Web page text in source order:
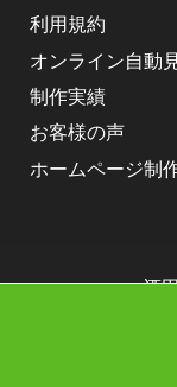
利用規約
オンライン自動
制作実績
お客様の声
ホームページ制
酒
Copyright (C)